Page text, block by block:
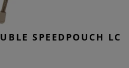
SPEEDPOUCH LC